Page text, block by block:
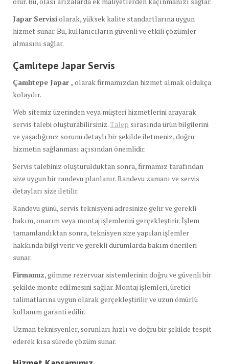
Japar Servisiolarak, yüksek kalite standartlarına uygun
hizmet sunar. Bu, kullanıcıların güvenli ve etkili çözümler
almasını sağlar.
Çamlıtepe Japar Servis
Çamlıtepe Japar , olarak firmamızdan hizmet almak oldukça
kolaydır.
Web sitemiz üzerinden veya müşteri hizmetlerini arayarak
servis talebi oluşturabilirsiniz.Talep sırasında ürün bilgilerini
ve yaşadığınız sorunu detaylı bir şekilde iletmeniz, doğru
hizmetin sağlanması açısından önemlidir.
Servis talebiniz oluşturulduktan sonra, firmamız tarafından
size uygun bir randevu planlanır. Randevu zamanı ve servis
detayları size iletilir.
Randevu günü, servis teknisyeni adresinize gelir ve gerekli
bakım, onarım veya montaj işlemlerini gerçekleştirir. İşlem
tamamlandıktan sonra, teknisyen size yapılan işlemler
hakkında bilgi verir ve gerekli durumlarda bakım önerileri
sunar.
Firmamız, gömme rezervuar sistemlerinin doğru ve güvenli bir
şekilde monte edilmesini sağlar. Montaj işlemleri, üretici
talimatlarına uygun olarak gerçekleştirilir ve uzun ömürlü
kullanım garanti edilir.
Uzman teknisyenler, sorunları hızlı ve doğru bir şekilde tespit
ederek kısa sürede çözüm sunar.